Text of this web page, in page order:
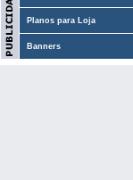
Planos para Loja
Banners